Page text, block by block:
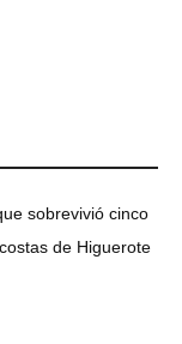
sobrevivió cinco
de Higuerote